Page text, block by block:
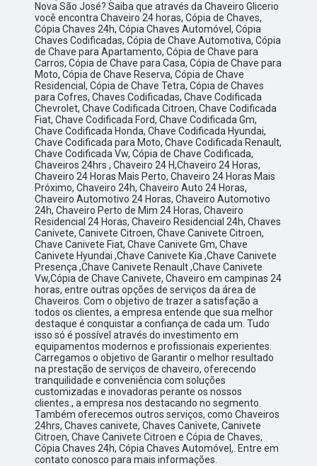
Nova São José? Saiba que através da Chaveiro Glicerio
você encontra Chaveiro 24 horas, Cópia de Chaves,
Cópia Chaves 24h, Cópia Chaves Automóvel, Cópia
Chaves Codificadas, Cópia de Chave Automotiva, Cópia
de Chave para Apartamento, Cópia de Chave para
Carros, Cópia de Chave para Casa, Cópia de Chave para
Moto, Cópia de Chave Reserva, Cópia de Chave
Residencial, Cópia de Chave Tetra, Cópia de Chaves
para Cofres, Chaves Codificadas, Chave Codificada
Chevrolet, Chave Codificada Citroen, Chave Codificada
Fiat, Chave Codificada Ford, Chave Codificada Gm,
Chave Codificada Honda, Chave Codificada Hyundai,
Chave Codificada para Moto, Chave Codificada Renault,
Chave Codificada Vw, Cópia de Chave Codificada,
Chaveiros 24hrs , Chaveiro 24 H,Chaveiro 24 Horas,
Chaveiro 24 Horas Mais Perto, Chaveiro 24 Horas Mais
Próximo, Chaveiro 24h, Chaveiro Auto 24 Horas,
Chaveiro Automotivo 24 Horas, Chaveiro Automotivo
24h, Chaveiro Perto de Mim 24 Horas, Chaveiro
Residencial 24 Horas, Chaveiro Residencial 24h, Chaves
Canivete, Canivete Citroen, Chave Canivete Citroen,
Chave Canivete Fiat, Chave Canivete Gm, Chave
Canivete Hyundai ,Chave Canivete Kia ,Chave Canivete
Presença ,Chave Canivete Renault ,Chave Canivete
Vw,Cópia de Chave Canivete, Chaveiro em campinas 24
horas, entre outras opções de serviços da área de
Chaveiros. Com o objetivo de trazer a satisfação a
todos os clientes, a empresa entende que sua melhor
destaque é conquistar a confiança de cada um. Tudo
isso só é possível através do investimento em
equipamentos modernos e profissionais experientes.
Carregamos o objetivo de Garantir o melhor resultado
na prestação de serviços de chaveiro, oferecendo
tranquilidade e conveniência com soluções
customizadas e inovadoras perante os nossos
clientes., a empresa nos destacando no segmento.
Também oferecemos outros serviços, como Chaveiros
24hrs, Chaves canivete, Chaves Canivete, Canivete
Citroen, Chave Canivete Citroen e Cópia de Chaves,
Cópia Chaves 24h, Cópia Chaves Automóvel,. Entre em
contato conosco para mais informações.